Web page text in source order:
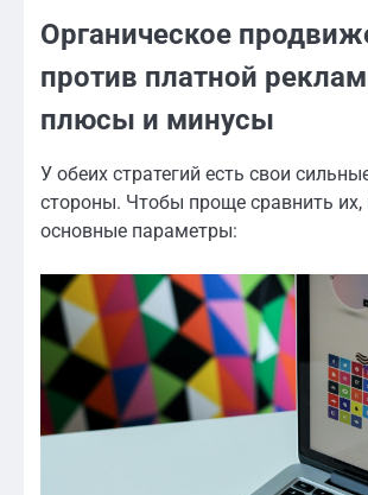
Органическое
против платной
плюсы и минусы
У обеих стратегий есть свои
стороны. Чтобы проще сравнить
основные параметры: